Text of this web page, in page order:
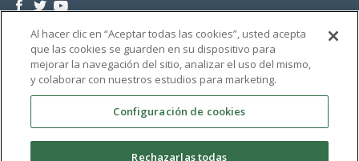
Al hacer clic en “Aceptar todas las cookies”, usted acepta
que las cookies se guarden en su dispositivo para
mejorar la navegación del sitio, analizar el uso del mismo,
y colaborar con nuestros estudios para marketing.
Configuración de cookies
Rechazarlas todas